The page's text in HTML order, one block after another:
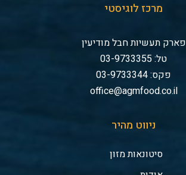
מרכז לוגיסטי
פארק תעשיות חבל מודיעין
טל: 03-9733355
פקס: 03-9733344
office@agmfood.co.il
ניווט מהיר
סיטונאות מזון